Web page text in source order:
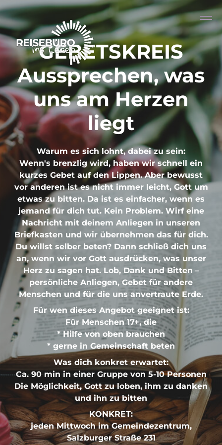
GEBETSKREIS
Aussprechen, was
uns am Herzen
liegt
Warum es sich lohnt, dabei zu sein:
Wenn's brenzlig wird, haben wir schnell ein
kurzes Gebet auf den Lippen. Aber bewusst
vor anderen ist es nicht immer leicht, Gott um
etwas zu bitten. Da ist es einfacher, wenn es
jemand für dich tut. Kein Problem. Wirf eine
Nachricht mit deinem Anliegen in unseren
Briefkasten und wir übernehmen das für dich.
Du willst selber beten? Dann schließ dich uns
an, wenn wir vor Gott ausdrücken, was unser
Herz zu sagen hat. Lob, Dank und Bitten –
persönliche Anliegen, Gebet für andere
Menschen und für die uns anvertraute Erde.
Für wen dieses Angebot geeignet ist:
Für Menschen 17+, die
* Hilfe von oben brauchen
* gerne in Gemeinschaft beten
Was dich konkret erwartet:
Ca. 90 min in einer Gruppe von 5-10 Personen
Die Möglichkeit, Gott zu loben, ihm zu danken
und ihn zu bitten
KONKRET:
jeden Mittwoch im Gemeindezentrum,
Salzburger Straße 231